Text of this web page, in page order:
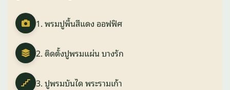
1. พรมปูพื้นสีแดง ออฟฟิศ
2. ติดตั้งปูพรมแผ่น บางรัก
3. ปูพรมบันได พระรามเก้า